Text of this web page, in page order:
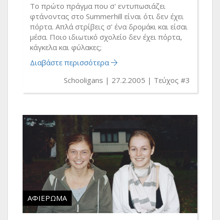
Το πρώτο πράγμα που σ' εντυπωσιάζει
φτάνοντας στο Summerhill είναι ότι δεν έχει
πόρτα. Απλά στρίβεις σ' ένα δρομάκι και είσαι
μέσα. Ποιο ιδιωτικό σχολείο δεν έχει πόρτα,
κάγκελα και φύλακες;
Διαβάστε περισσότερα
Schooligans
27.2.2005 Τεύχος #3
ΑΦΙΈΡΩΜΑ